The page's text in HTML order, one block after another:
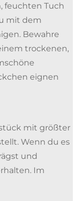
feuchten Tuch
mit dem
Bewahre
trockenen,
eignen
mit größter
Wenn du es
und
Im